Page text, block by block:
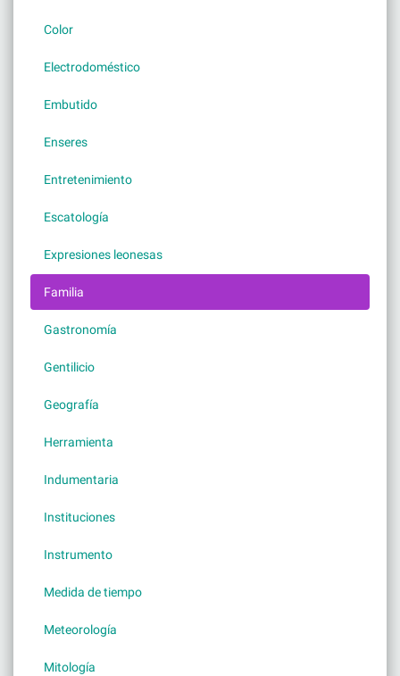
Color
Electrodoméstico
Embutido
Enseres
Entretenimiento
Escatología
Expresiones leonesas
Familia
Gastronomía
Gentilicio
Geografía
Herramienta
Indumentaria
Instituciones
Instrumento
Medida de tiempo
Meteorología
Mitología